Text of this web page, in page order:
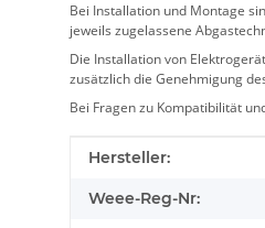
Bei Installation und Montage
jeweils zugelassene
Die Installation von
zusätzlich die Genehmigung
Bei Fragen zu Kompatibilität
Produkteigenschaft
Wert
Hersteller:
Weee-Reg-Nr: